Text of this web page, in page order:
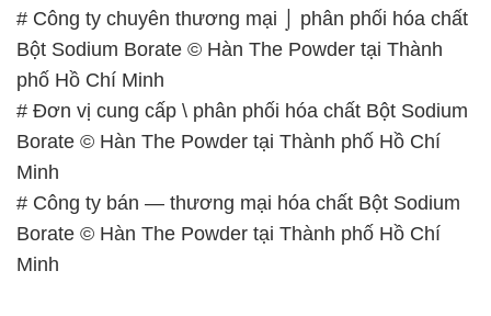
# Công ty chuyên thương mại ⌡ phân phối hóa chất
Bột Sodium Borate © Hàn The Powder tại Thành
phố Hồ Chí Minh
# Đơn vị cung cấp \ phân phối hóa chất Bột Sodium
Borate © Hàn The Powder tại Thành phố Hồ Chí
Minh
# Công ty bán — thương mại hóa chất Bột Sodium
Borate © Hàn The Powder tại Thành phố Hồ Chí
Minh